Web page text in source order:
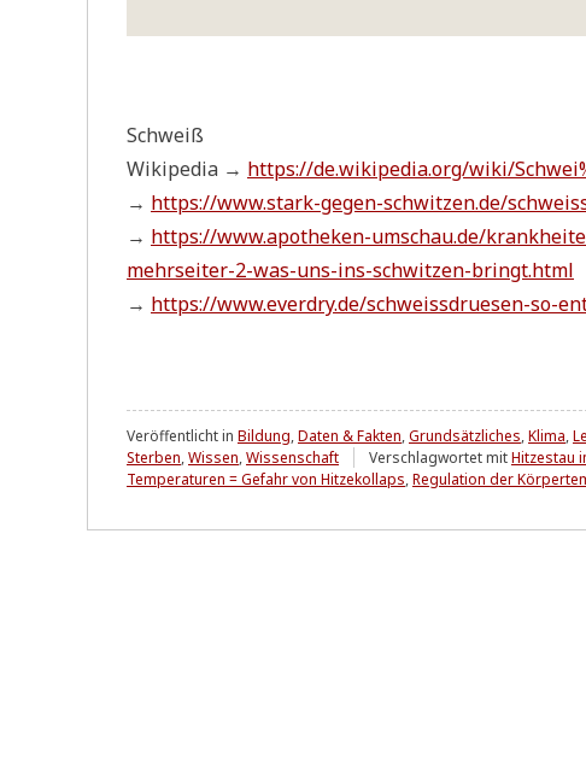
Schweiß
Wiki­pe­dia → https://de.wikipedia.org/wiki/
→ https://www.stark-gegen-schwitzen.de/
→ https://www.apotheken-umschau.de/
mehrseiter-2-was-uns-ins-schwitzen-bringt.html
→ https://www.everdry.de/schweissdruesen-so-
Veröffentlicht in Bildung,Daten & Fakten,Grundsätzliches,Klima,
Sterben,Wissen,Wissenschaft Verschlagwortet mitHitzestau
Temperaturen = Gefahr von Hitzekollaps,Regulation der